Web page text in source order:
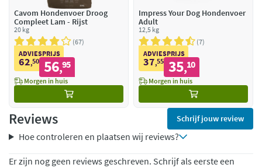
Cavom Hondenvoer Droog
Compleet Lam - Rijst
20 kg
67
ADVIESPRIJS
62,50 56,95
Morgen in huis
Impress Your Dog Hondenvoer
Adult
12,5 kg
7
ADVIESPRIJS
37,55 35,10
Morgen in huis
Reviews Schrijf jouw review
Hoe controleren en plaatsen wij reviews?
Er zijn nog geen reviews geschreven. Schrijf als eerste een